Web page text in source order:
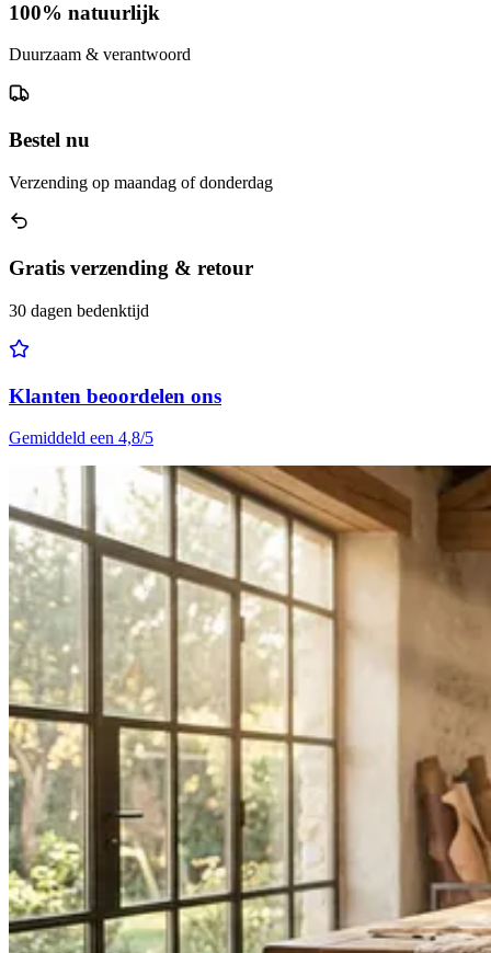
100% natuurlijk
Duurzaam & verantwoord
Bestel nu
Verzending op maandag of donderdag
Gratis verzending & retour
30 dagen bedenktijd
Klanten beoordelen ons
Gemiddeld een 4,8/5